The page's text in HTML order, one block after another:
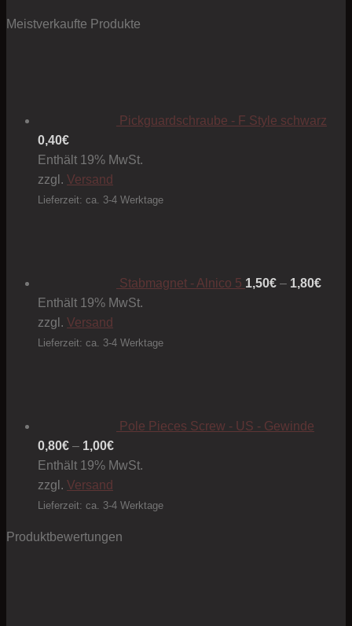
Meistverkaufte Produkte
Pickguardschraube - F Style schwarz
0,40€
Enthält 19% MwSt.
zzgl. Versand
Lieferzeit: ca. 3-4 Werktage
Stabmagnet - Alnico 5 1,50€ – 1,80€1,80€
Enthält 19% MwSt.
zzgl. Versand
Lieferzeit: ca. 3-4 Werktage
Pole Pieces Screw - US - Gewinde
0,80€ – 1,00€Preisspanne:
0,80€
1,00€
Enthält 19% MwSt.
zzgl. Versand
Lieferzeit: ca. 3-4 Werktage
Produktbewertungen